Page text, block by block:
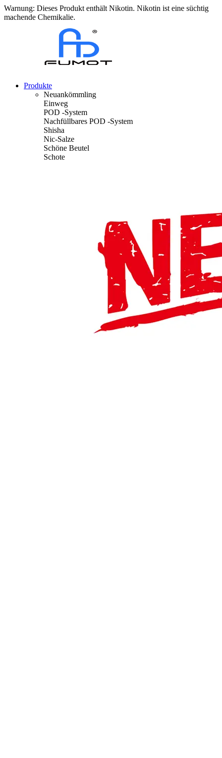
Warnung: Dieses Produkt enthält Nikotin. Nikotin ist eine süchtig
machende Chemikalie.
Produkte
Neuankömmling
Einweg
POD -System
Nachfüllbares POD -System
Shisha
Nic-Salze
Schöne Beutel
Schote